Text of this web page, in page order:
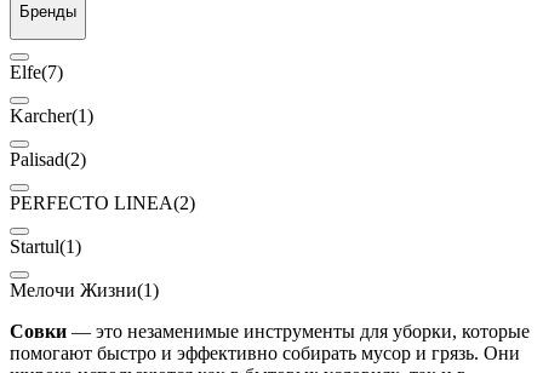
Бренды
Elfe(7)
Karcher(1)
Palisad(2)
PERFECTO LINEA(2)
Startul(1)
Мелочи Жизни(1)
Совки — это незаменимые инструменты для уборки, которые
помогают быстро и эффективно собирать мусор и грязь. Они